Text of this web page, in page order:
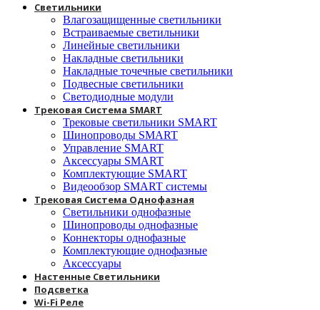
Светильники
Влагозащищенные светильники
Встраиваемые светильники
Линейные светильники
Накладные светильники
Накладные точечные светильники
Подвесные светильники
Светодиодные модули
Трековая Система SMART
Трековые светильники SMART
Шинопроводы SMART
Управление SMART
Аксессуары SMART
Комплектующие SMART
Видеообзор SMART системы
Трековая Система Однофазная
Светильники однофазные
Шинопроводы однофазные
Коннекторы однофазные
Комплектующие однофазные
Аксессуары
Настенные Светильники
Подсветка
Wi-Fi Реле